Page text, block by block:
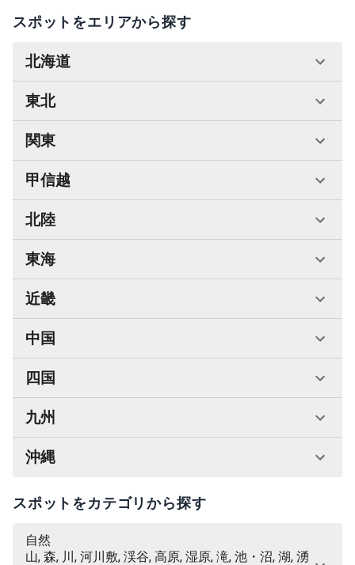
スポットをエリアから探す
北海道
東北
関東
甲信越
北陸
東海
近畿
中国
四国
九州
沖縄
スポットをカテゴリから探す
自然
山, 森, 川, 河川敷, 渓谷, 高原, 湿原, 滝, 池・沼, 湖, 湧